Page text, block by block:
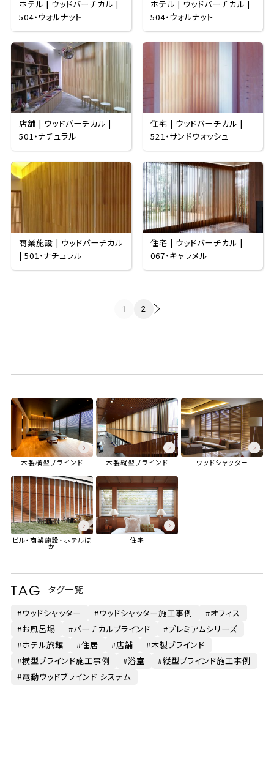
ホテル | ウッドバーチカル |
504・ウォルナット
ホテル | ウッドバーチカル |
504・ウォルナット
店舗 | ウッドバーチカル |
501・ナチュラル
住宅 | ウッドバーチカル |
521・サンドウォッシュ
商業施設 | ウッドバーチカル
| 501・ナチュラル
住宅 | ウッドバーチカル |
067・キャラメル
1 2
木製横型ブラインド 木製縦型ブラインド ウッドシャッター
ビル・商業施設・ホテルほ
か
住宅
タグ一覧
ウッドシャッター ウッドシャッター施工事例
オフィス
お風呂場
バーチカルブラインド
プレミアムシリーズ
ホテル旅館
住居 店舗
木製ブラインド
横型ブラインド施工事例
浴室
縦型ブラインド施工事例
電動ウッドブラインド システム